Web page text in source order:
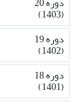
(1403)
دوره 19
(1402)
دوره 18
(1401)